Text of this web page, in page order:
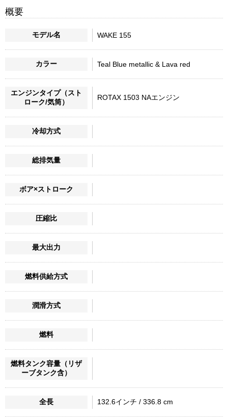
概要
モデル名 WAKE 155
カラー Teal Blue metallic & Lava red
エンジンタイプ（スト
ローク/気筒）
ROTAX 1503 NAエンジン
冷却方式
総排気量
ボア×ストローク
圧縮比
最大出力
燃料供給方式
潤滑方式
燃料
燃料タンク容量（リザ
ーブタンク含）
全長 132.6インチ / 336.8 cm